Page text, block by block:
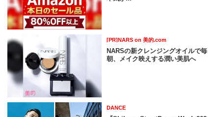
[PR]NARS on 美的.com
NARSの新クレンジングオイルで毎
朝、メイク映えする潤い美肌へ
DANCE